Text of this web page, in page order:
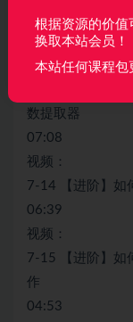
取器
04:17
视频：
数提取器
07:08
视频：
7-14 【进阶】如
06:39
视频：
7-15 【进阶】如
作
04:53
根据资源的价值
换取本站会员！
本站任何课程包